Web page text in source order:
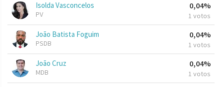
Isolda Vasconcelos
PV
0,04%
1 votos
João Batista Foguim
PSDB
0,04%
1 votos
João Cruz
MDB
0,04%
1 votos